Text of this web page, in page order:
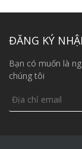
ĐĂNG KÝ
Bạn có muốn là
chúng tôi